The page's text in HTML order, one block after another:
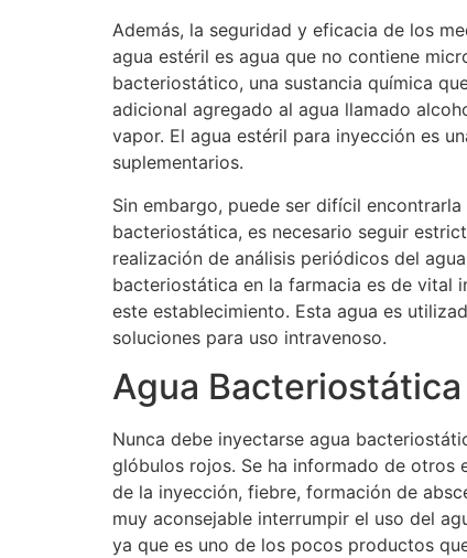
Además, la seguridad y eficacia de los
agua estéril es agua que no contiene
bacteriostático, una sustancia química
adicional agregado al agua llamado
vapor. El agua estéril para inyección es
suplementarios.
Sin embargo, puede ser difícil
bacteriostática, es necesario seguir
realización de análisis periódicos del
bacteriostática en la farmacia es de vital
este establecimiento. Esta agua es
soluciones para uso intravenoso.
Agua Bacteriostática
Nunca debe inyectarse agua
glóbulos rojos. Se ha informado de otros
de la inyección, fiebre, formación de
muy aconsejable interrumpir el uso del
ya que es uno de los pocos productos